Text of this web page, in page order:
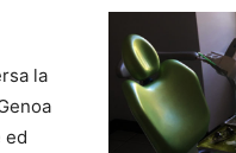
la
ed